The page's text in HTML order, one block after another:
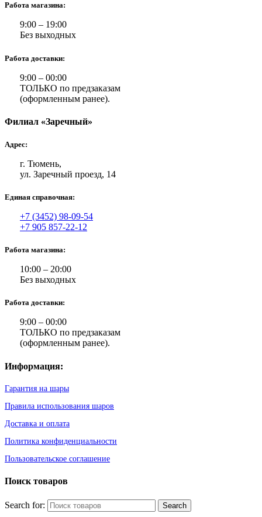
Работа магазина:
9:00 – 19:00
Без выходных
Работа доставки:
9:00 – 00:00
ТОЛЬКО по предзаказам
(оформленным ранее).
Филиал «Заречный»
Адрес:
г. Тюмень,
ул. Заречный проезд, 14
Единая справочная:
+7 (3452) 98-09-54
+7 905 857-22-12
Работа магазина:
10:00 – 20:00
Без выходных
Работа доставки:
9:00 – 00:00
ТОЛЬКО по предзаказам
(оформленным ранее).
Информация:
Гарантия на шары
Правила использования шаров
Доставка и оплата
Политика конфиденциальности
Пользовательское соглашение
Поиск товаров
Search for: